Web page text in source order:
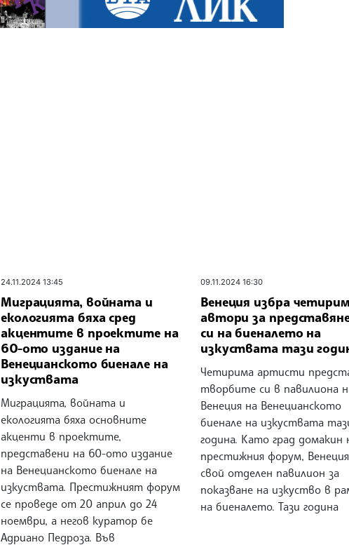
24.11.2024 13:45
Миграцията, войната и
екологията бяха сред
акцентите в проектите на
60-ото издание на
Венецианското биенале на
изкуствата
Миграцията, войната и
екологията бяха основните
акценти в проектите,
представени на 60-ото издание
на Венецианското биенале на
изкуствата. Престижният форум
се проведе от 20 април до 24
ноември, а негов куратор бе
Адриано Педроза. Във
09.11.2024 16:30
Венеция избра
автори за
си на биеналето на
изкуствата тази
Четирима артисти
творбите си в павилиона
Венеция на Венецианското
биенале на изкуствата
година. Като град домакин
престижния форум,
свой отделен павилион за
показване на изкуство в
на биеналето. Тази година